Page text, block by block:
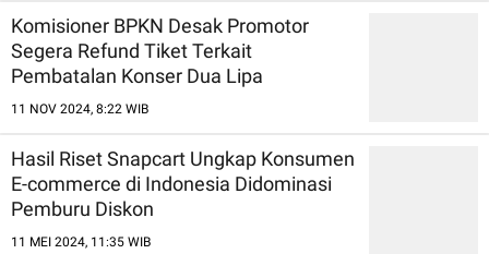
Komisioner BPKN Desak Promotor
Segera Refund Tiket Terkait
Pembatalan Konser Dua Lipa
11 NOV 2024, 8:22 WIB
Hasil Riset Snapcart Ungkap Konsumen
E-commerce di Indonesia Didominasi
Pemburu Diskon
11 MEI 2024, 11:35 WIB